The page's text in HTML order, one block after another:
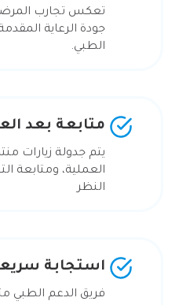
تعكس تجارب
جودة الرعاية
الطبي.
متابعة بعد
يتم جدولة زيارات
العملية، ومتابعة
النظر
استجابة
فريق الدعم الطبي